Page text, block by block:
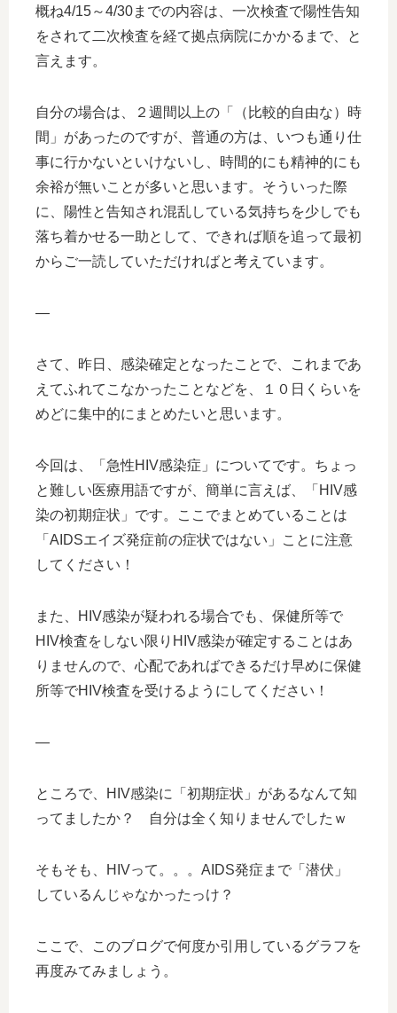
概ね4/15～4/30までの内容は、一次検査で陽性告知
をされて二次検査を経て拠点病院にかかるまで、と
言えます。
自分の場合は、２週間以上の「（比較的自由な）時
間」があったのですが、普通の方は、いつも通り仕
事に行かないといけないし、時間的にも精神的にも
余裕が無いことが多いと思います。そういった際
に、陽性と告知され混乱している気持ちを少しでも
落ち着かせる一助として、できれば順を追って最初
からご一読していただければと考えています。
—
さて、昨日、感染確定となったことで、これまであ
えてふれてこなかったことなどを、１０日くらいを
めどに集中的にまとめたいと思います。
今回は、「急性HIV感染症」についてです。ちょっ
と難しい医療用語ですが、簡単に言えば、「HIV感
染の初期症状」です。ここでまとめていることは
「AIDSエイズ発症前の症状ではない」ことに注意
してください！
また、HIV感染が疑われる場合でも、保健所等で
HIV検査をしない限りHIV感染が確定することはあ
りませんので、心配であればできるだけ早めに保健
所等でHIV検査を受けるようにしてください！
—
ところで、HIV感染に「初期症状」があるなんて知
ってましたか？ 自分は全く知りませんでしたｗ
そもそも、HIVって。。。AIDS発症まで「潜伏」
しているんじゃなかったっけ？
ここで、このブログで何度か引用しているグラフを
再度みてみましょう。